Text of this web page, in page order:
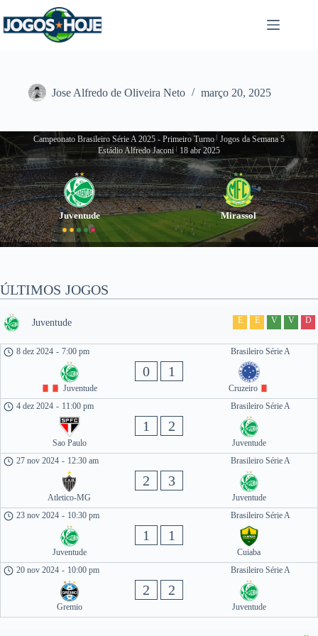
para
o
Jose Alfredo de Oliveira Neto março 20, 2025
Campeonato Brasileiro Série A 2025 - Primeiro Turno Jogos da Semana 5
Estádio Alfredo Jaconi
18 abr 2025
Juventude Mirassol
ÚLTIMOS JOGOS
Juventude E E V V D
Brasileiro Série A
8 dez 2024 - 7:00 pm
Juventude
0 1
Cruzeiro
Brasileiro Série A
4 dez 2024 - 11:00 pm
Sao Paulo
1 2
Juventude
Brasileiro Série A
27 nov 2024 - 12:30 am
Atletico-MG
2 3
Juventude
Brasileiro Série A
23 nov 2024 - 10:30 pm
Juventude
1 1
Cuiaba
Brasileiro Série A
20 nov 2024 - 10:00 pm
Gremio
2 2
Juventude